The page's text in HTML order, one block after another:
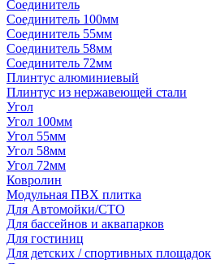
Соединитель
Соединитель 100мм
Соединитель 55мм
Соединитель 58мм
Соединитель 72мм
Плинтус алюминиевый
Плинтус из нержавеющей стали
Угол
Угол 100мм
Угол 55мм
Угол 58мм
Угол 72мм
Ковролин
Модульная ПВХ плитка
Для Автомойки/СТО
Для бассейнов и аквапарков
Для гостиниц
Для детских / спортивных площадок